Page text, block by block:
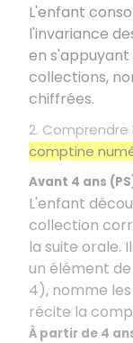
L'enfant
l'invariance
en
collections,
chiffrées.
2. Comprendre
comptine
Avant 4 ans
L'enfant
collection
la suite orale.
un élément de
4), nomme
récite la
À partir de 4